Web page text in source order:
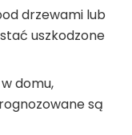
drzewami lub
uszkodzone
domu,
są